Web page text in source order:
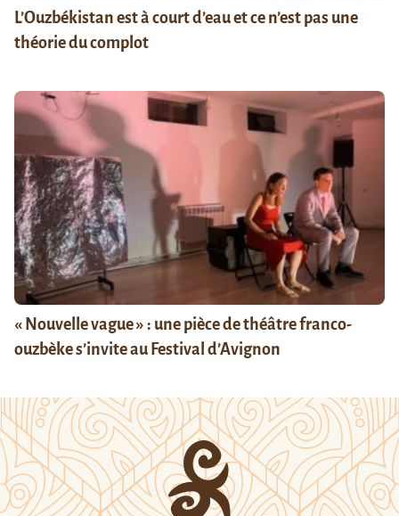
L’Ouzbékistan est à court d’eau et ce n’est pas une
théorie du complot
« Nouvelle vague » : une pièce de théâtre franco-
ouzbèke s’invite au Festival d’Avignon